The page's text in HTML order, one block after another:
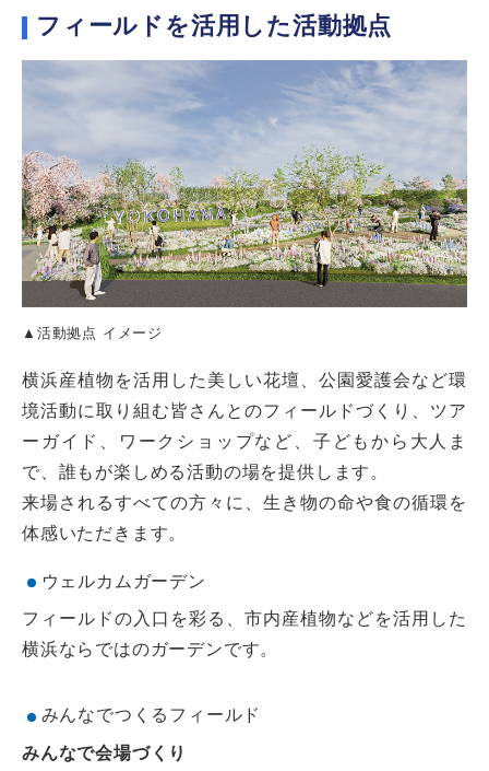
フィールドを活用した活動拠点
▲活動拠点 イメージ
横浜産植物を活用した美しい花壇、公園愛護会など環
境活動に取り組む皆さんとのフィールドづくり、ツア
ーガイド、ワークショップなど、子どもから大人ま
で、誰もが楽しめる活動の場を提供します。
来場されるすべての方々に、生き物の命や食の循環を
体感いただきます。
ウェルカムガーデン
フィールドの入口を彩る、市内産植物などを活用した
横浜ならではのガーデンです。
みんなでつくるフィールド
みんなで会場づくり